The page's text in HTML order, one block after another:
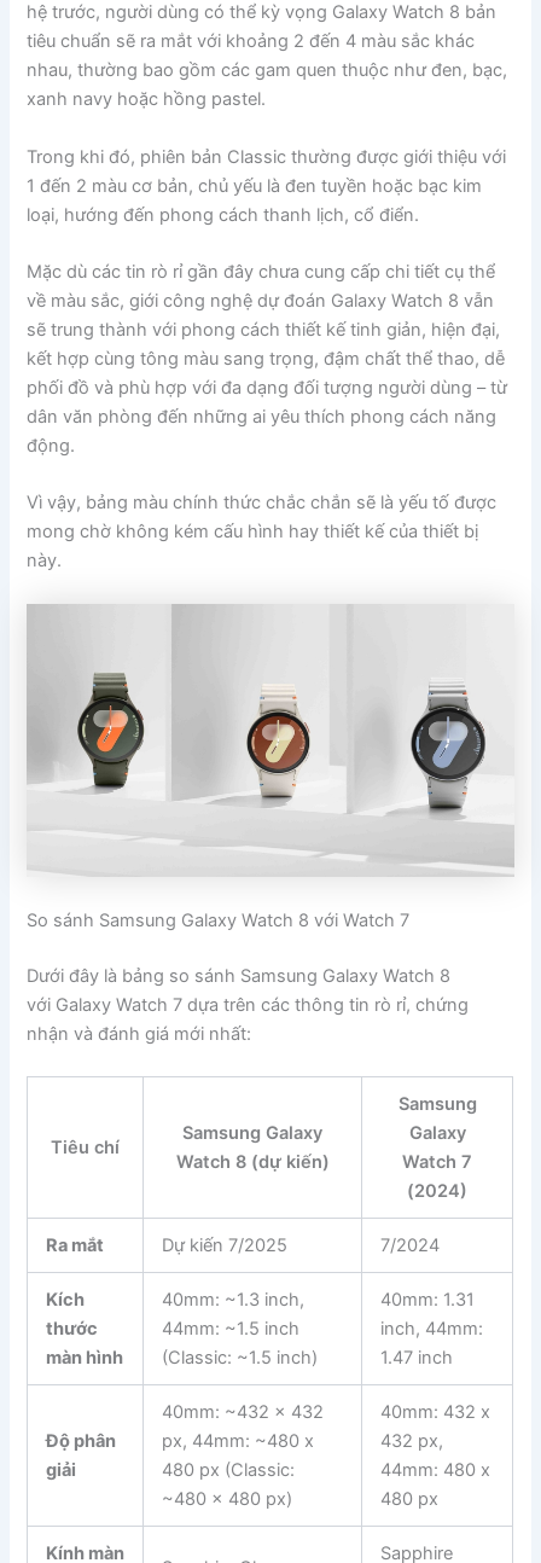
hệ trước, người dùng có thể kỳ vọng Galaxy Watch 8 bản
tiêu chuẩn sẽ ra mắt với khoảng 2 đến 4 màu sắc khác
nhau, thường bao gồm các gam quen thuộc như đen, bạc,
xanh navy hoặc hồng pastel.
Trong khi đó, phiên bản Classic thường được giới thiệu với
1 đến 2 màu cơ bản, chủ yếu là đen tuyền hoặc bạc kim
loại, hướng đến phong cách thanh lịch, cổ điển.
Mặc dù các tin rò rỉ gần đây chưa cung cấp chi tiết cụ thể
về màu sắc, giới công nghệ dự đoán Galaxy Watch 8 vẫn
sẽ trung thành với phong cách thiết kế tinh giản, hiện đại,
kết hợp cùng tông màu sang trọng, đậm chất thể thao, dễ
phối đồ và phù hợp với đa dạng đối tượng người dùng – từ
dân văn phòng đến những ai yêu thích phong cách năng
động.
Vì vậy, bảng màu chính thức chắc chắn sẽ là yếu tố được
mong chờ không kém cấu hình hay thiết kế của thiết bị
này.
So sánh Samsung Galaxy Watch 8 với Watch 7
Dưới đây là bảng so sánh Samsung Galaxy Watch 8
với Galaxy Watch 7 dựa trên các thông tin rò rỉ, chứng
nhận và đánh giá mới nhất:
Tiêu chí
Samsung Galaxy
Watch 8 (dự kiến)
Samsung
Galaxy
Watch 7
(2024)
Ra mắt Dự kiến 7/2025 7/2024
Kích
thước
màn hình
40mm: ~1.3 inch,
44mm: ~1.5 inch
(Classic: ~1.5 inch)
40mm: 1.31
inch, 44mm:
1.47 inch
Độ phân
giải
40mm: ~432 x 432
px, 44mm: ~480 x
480 px (Classic:
~480 x 480 px)
40mm: 432 x
432 px,
44mm: 480 x
480 px
Kính màn Sapphire